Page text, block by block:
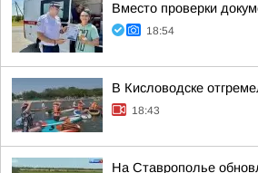
Вместо проверки
18:54
В Кисловодске
18:43
На Ставрополье